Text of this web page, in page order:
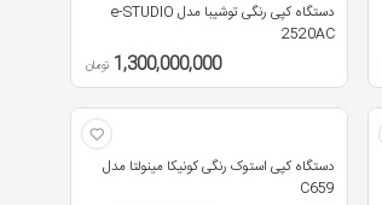
دستگاه کپی رنگی توشیبا مدل e-STUDIO
2520AC
1,300,000,000 تومان
دستگاه کپی استوک رنگی کونیکا مینولتا مدل
C659